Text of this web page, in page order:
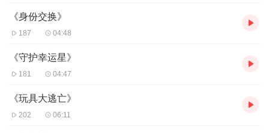
《身份交换》
187 04:48
《守护幸运星》
181 04:47
《玩具大逃亡》
202 06:11